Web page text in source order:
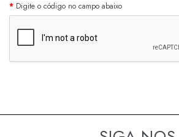
Digite o código no campo abaixo